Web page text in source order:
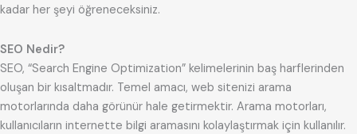
kadar her şeyi öğreneceksiniz.
SEO Nedir?
SEO, “Search Engine Optimization” kelimelerinin baş harflerinden
oluşan bir kısaltmadır. Temel amacı, web sitenizi arama
motorlarında daha görünür hale getirmektir. Arama motorları,
kullanıcıların internette bilgi aramasını kolaylaştırmak için kullanılır.